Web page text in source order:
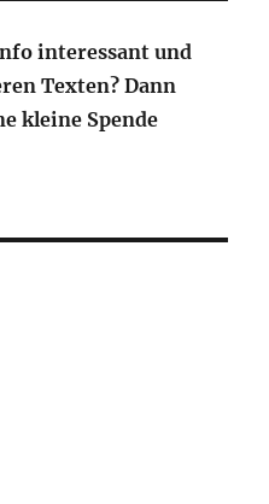
interessant und
Texten? Dann
kleine Spende